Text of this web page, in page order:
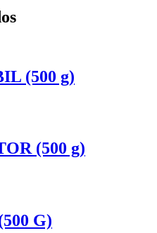
(500 g)
(500 g)
G)